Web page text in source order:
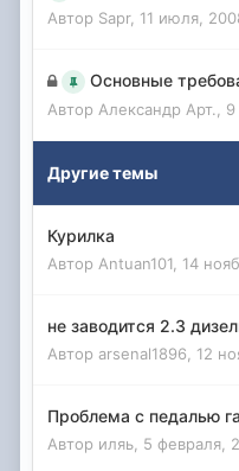
Автор Sapr, 11 июля,
Основные
Автор Александр Арт.
Другие темы
Курилка
Автор Antuan101 14
не заводится 2.3
Автор arsenal1896 12
Проблема с педалью
Автор иляь 5 февраля,